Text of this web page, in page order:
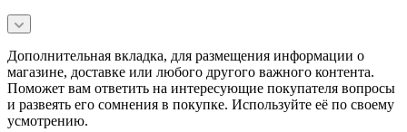
Дополнительная вкладка, для размещения информации о
магазине, доставке или любого другого важного контента.
Поможет вам ответить на интересующие покупателя вопросы
и развеять его сомнения в покупке. Используйте её по своему
усмотрению.